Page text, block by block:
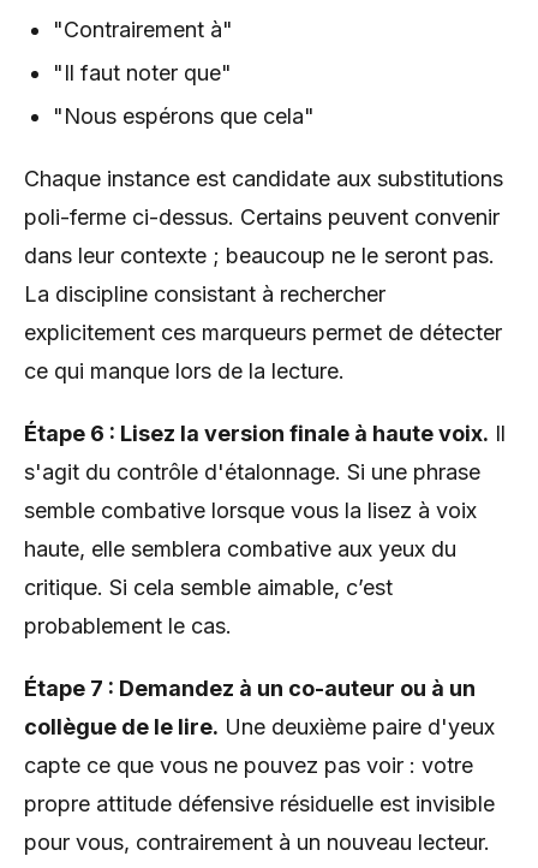
"Contrairement à"
"Il faut noter que"
"Nous espérons que cela"
Chaque instance est candidate aux substitutions
poli-ferme ci-dessus. Certains peuvent convenir
dans leur contexte ; beaucoup ne le seront pas.
La discipline consistant à rechercher
explicitement ces marqueurs permet de détecter
ce qui manque lors de la lecture.
Étape 6 : Lisez la version finale à haute voix. Il
s'agit du contrôle d'étalonnage. Si une phrase
semble combative lorsque vous la lisez à voix
haute, elle semblera combative aux yeux du
critique. Si cela semble aimable, c’est
probablement le cas.
Étape 7 : Demandez à un co-auteur ou à un
collègue de le lire. Une deuxième paire d'yeux
capte ce que vous ne pouvez pas voir : votre
propre attitude défensive résiduelle est invisible
pour vous, contrairement à un nouveau lecteur.